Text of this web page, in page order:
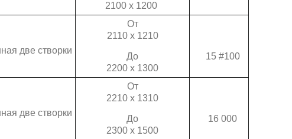
2100 х 1200
две створки
От
2110 х 1210
До
2200 х 1300
15 #100
две створки
От
2210 х 1310
До
2300 х 1500
16 000